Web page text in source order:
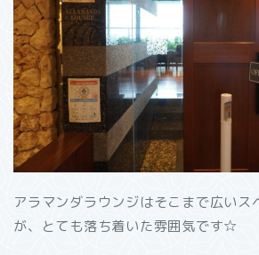
アラマンダラウンジはそこまで広いス
が、とても落ち着いた雰囲気です☆